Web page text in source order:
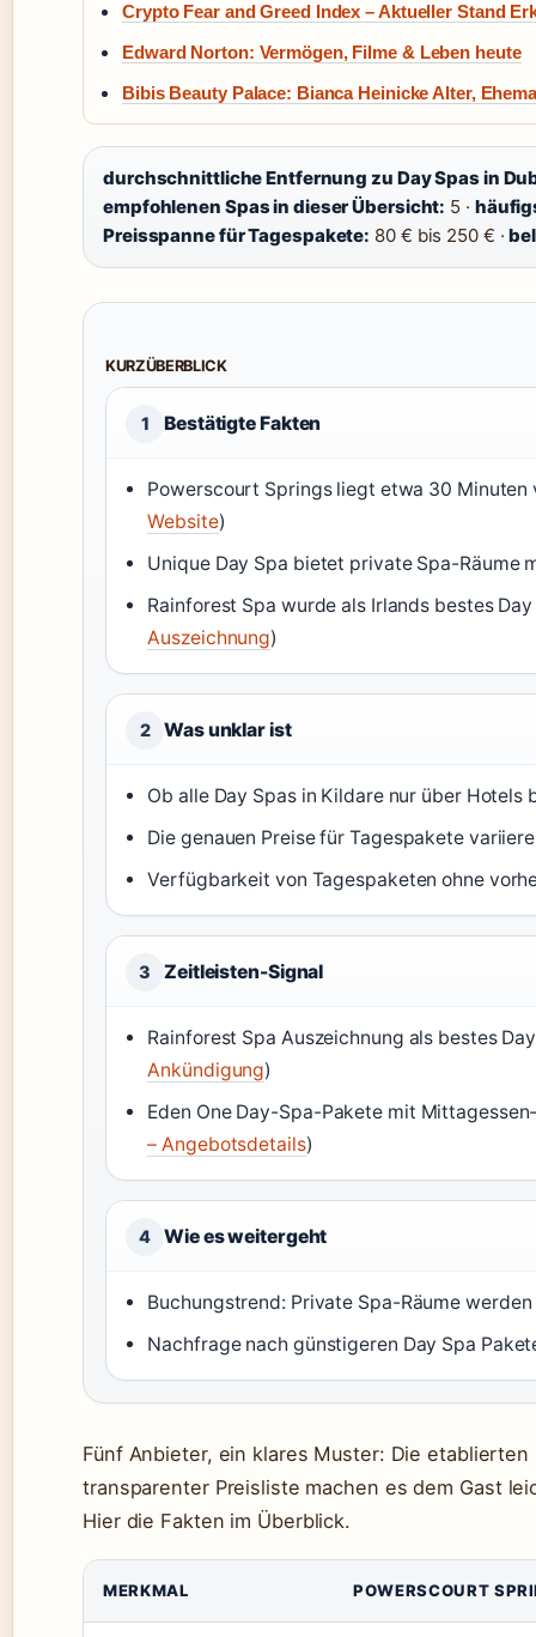
Crypto Fear and Greed Index – Aktueller Stand
Edward Norton: Vermögen, Filme & Leben heute
Bibis Beauty Palace: Bianca Heinicke Alter,
durchschnittliche Entfernung zu Day Spas in
empfohlenen Spas in dieser Übersicht: 5 ·
Preisspanne für Tagespakete: 80 € bis 250 € ·
KURZÜBERBLICK
1 Bestätigte Fakten
Powerscourt Springs liegt etwa 30 Minuten
Website)
Unique Day Spa bietet private Spa-Räume
Rainforest Spa wurde als Irlands bestes
Auszeichnung)
2 Was unklar ist
Ob alle Day Spas in Kildare nur über Hotels
Die genauen Preise für Tagespakete
Verfügbarkeit von Tagespaketen ohne
3 Zeitleisten-Signal
Rainforest Spa Auszeichnung als bestes
Ankündigung)
Eden One Day-Spa-Pakete mit
– Angebotsdetails)
4 Wie es weitergeht
Buchungstrend: Private Spa-Räume
Nachfrage nach günstigeren Day Spa
Fünf Anbieter, ein klares Muster: Die
transparenter Preisliste machen es dem Gast
Hier die Fakten im Überblick.
MERKMAL POWERSCOURT